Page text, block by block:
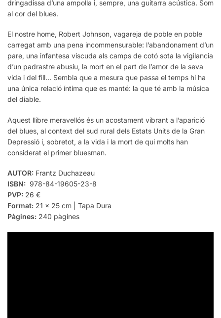
dringadissa d’una ampolla i, sempre, una guitarra acústica. Som
al cor del blues.
El nostre home, Robert Johnson, vagareja de poble en poble
carregat amb una pena incommensurable: l’abandonament d’un
pare, una infantesa viscuda als camps de cotó sota la vigilancia
d’un padrastre abusiu, la mort en el part de l’amor de la seva
vida i del fill… Sembla que a mesura que passa el temps hi ha
una única relació íntima que es manté: la que té amb la música
del diable.
Aquest llibre meravellós és un acostament vibrant a l’aparició
del blues, al context del sud rural dels Estats Units de la Gran
Depressió i, sobretot, a la vida i la mort de qui molts han
considerat el primer bluesman.
AUTOR: Frantz Duchazeau
ISBN: 978-84-19605-23-8
PVP: 26 €
Format: 21 x 25 cm | Tapa Dura
Pàgines: 240 pàgines